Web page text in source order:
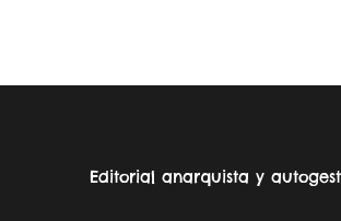
Editorial anarquista y